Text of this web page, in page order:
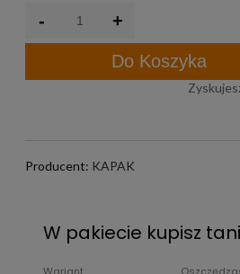
- +
Do Koszyka
Producent: KAPAK
W pakiecie kupisz